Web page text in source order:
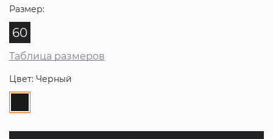
Размер:
60
Таблица размеров
Цвет: Черный